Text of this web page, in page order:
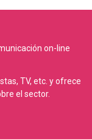
on-line
TV, etc. y ofrece
el sector.